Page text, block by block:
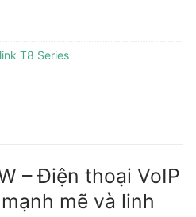
T8 Series
– Điện thoại VoIP
mẽ và linh